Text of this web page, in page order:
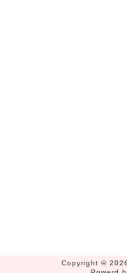
Copyright ©